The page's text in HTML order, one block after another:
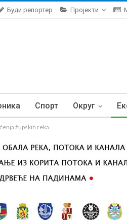
Буди репортер Пројекти
Спорт Округ
župskih reka